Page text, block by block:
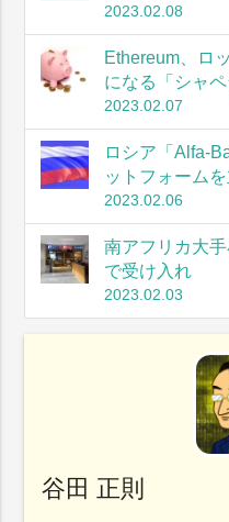
2023.02.08
Ethereum、ロ
になる「シャ
2023.02.07
ロシア「Alfa-
ットフォーム
2023.02.06
南アフリカ大
で受け入れ
2023.02.03
谷田 正則